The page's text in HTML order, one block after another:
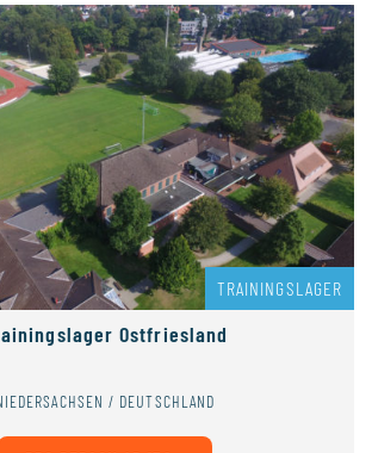
TRAININGSLAGER
Ostfriesland
/ DEUTSCHLAND